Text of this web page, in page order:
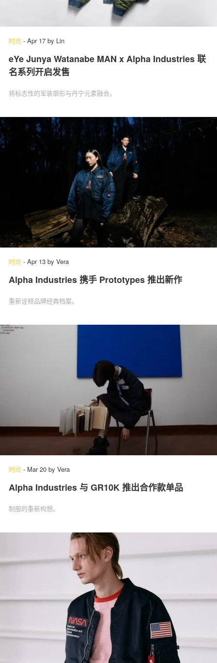
时尚 - Apr 17 by Lin
eYe Junya Watanabe MAN x Alpha Industries 联
名系列开启发售
将标志性的军装廓形与丹宁元素融合。
时尚 - Apr 13 by Vera
Alpha Industries 携手 Prototypes 推出新作
重新诠释品牌经典档案。
时尚 - Mar 20 by Vera
Alpha Industries 与 GR10K 推出合作款单品
制服的重新构想。